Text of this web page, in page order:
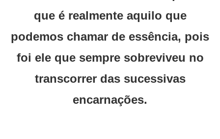
que é realmente aquilo que
podemos chamar de essência, pois
foi ele que sempre sobreviveu no
transcorrer das sucessivas
encarnações.